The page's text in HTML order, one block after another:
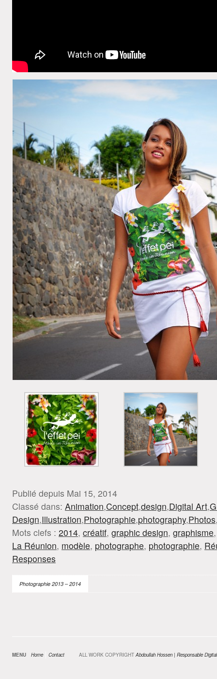
Publié depuis Mai 15, 2014
Classé dans: Animation,Concept,design,Digital Art,
Design,Illustration,Photographie,photography,Photos
Mots clefs : 2014, créatif, graphic design, graphisme
La Réunion, modèle, photographe, photographie,
Responses
Photographie 2013 – 2014
MENU Home Contact ALL WORK COPYRIGHT Abdoullah Hossen | Responsable